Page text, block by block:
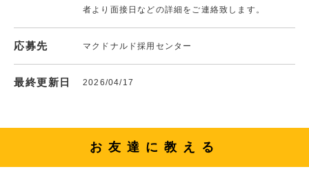
者より面接日などの詳細をご連絡致します。
応募先 マクドナルド採用センター
最終更新日 2026/04/17
お友達に教える